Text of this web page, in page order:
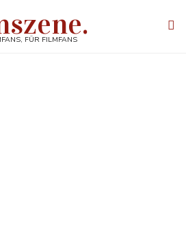
FÜR FILMFANS